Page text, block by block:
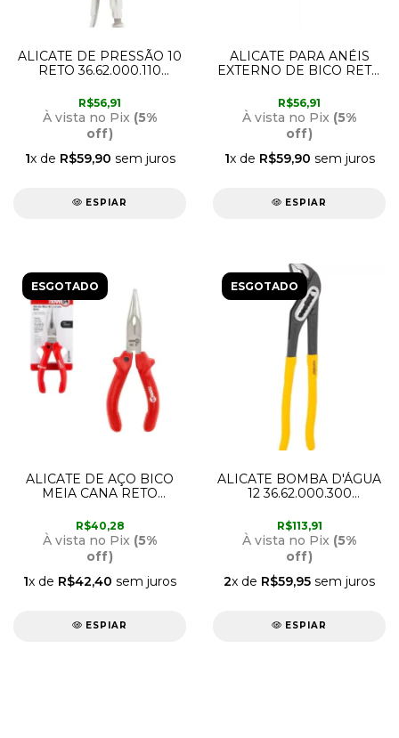
ALICATE DE PRESSÃO 10
RETO 36.62.000.110
R$56,91
À vista no Pix (5%
off)
1x de R$59,90 sem juros
ESPIAR
ALICATE PARA ANÉIS
EXTERNO DE BICO RETO
VONDER
R$56,91
À vista no Pix (5%
off)
1x de R$59,90 sem juros
ESPIAR
ESGOTADO
ALICATE DE AÇO BICO
MEIA CANA RETO
R$40,28
À vista no Pix (5%
off)
1x de R$42,40 sem juros
ESPIAR
ESGOTADO
ALICATE BOMBA D'ÁGUA
12 36.62.000.300
R$113,91
À vista no Pix (5%
off)
2x de R$59,95 sem juros
ESPIAR